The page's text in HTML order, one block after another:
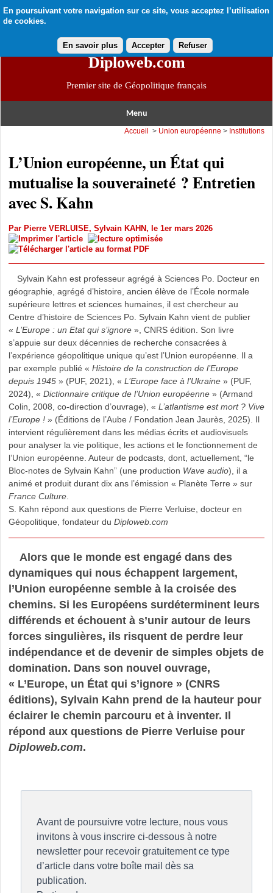
En poursuivant votre navigation sur ce site, vous acceptez l’utilisation
de cookies.
En savoir plus Accepter Refuser
Diploweb.com
Premier site de Géopolitique français
Menu
Accueil > Union européenne > Institutions
L’Union européenne, un État qui
mutualise la souveraineté ? Entretien
avec S. Kahn
Par Pierre VERLUISE, Sylvain KAHN, le 1er mars 2026
Sylvain Kahn est professeur agrégé à Sciences Po. Docteur en
géographie, agrégé d’histoire, ancien élève de l’École normale
supérieure lettres et sciences humaines, il est chercheur au
Centre d’histoire de Sciences Po. Sylvain Kahn vient de publier
« L’Europe : un Etat qui s’ignore», CNRS édition. Son livre
s’appuie sur deux décennies de recherche consacrées à
l’expérience géopolitique unique qu’est l’Union européenne. Il a
par exemple publié « Histoire de la construction de l’Europe
depuis 1945» (PUF, 2021), « L’Europe face à l’Ukraine» (PUF,
2024), « Dictionnaire critique de l’Union européenne» (Armand
Colin, 2008, co-direction d’ouvrage), « L’atlantisme est mort ? Vive
l’Europe !» (Éditions de l’Aube / Fondation Jean Jaurès, 2025). Il
intervient régulièrement dans les médias écrits et audiovisuels
pour analyser la vie politique, les actions et le fonctionnement de
l’Union européenne. Auteur de podcasts, dont, actuellement, “le
Bloc-notes de Sylvain Kahn” (une production Wave audio), il a
animé et produit durant dix ans l’émission « Planète Terre » sur
France Culture.
S. Kahn répond aux questions de Pierre Verluise, docteur en
Géopolitique, fondateur du Diploweb.com
Alors que le monde est engagé dans des
dynamiques qui nous échappent largement,
l’Union européenne semble à la croisée des
chemins. Si les Européens surdéterminent leurs
différends et échouent à s’unir autour de leurs
forces singulières, ils risquent de perdre leur
indépendance et de devenir de simples objets de
domination. Dans son nouvel ouvrage,
« L’Europe, un État qui s’ignore » (CNRS
éditions), Sylvain Kahn prend de la hauteur pour
éclairer le chemin parcouru et à inventer. Il
répond aux questions de Pierre Verluise pour
Diploweb.com.